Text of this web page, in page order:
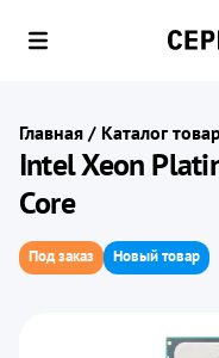
Главная / Каталог
Intel Xeon
Core
Под заказ Новый товар